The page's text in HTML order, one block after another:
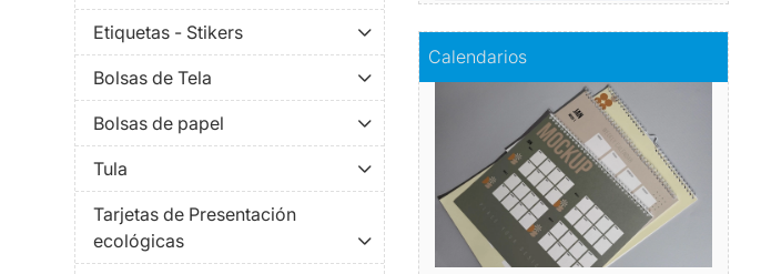
Etiquetas - Stikers
Bolsas de Tela
Bolsas de papel
Tula
Tarjetas de Presentación
ecológicas
Calendarios
Organiza tu año con estilo
Comprar
Comprar